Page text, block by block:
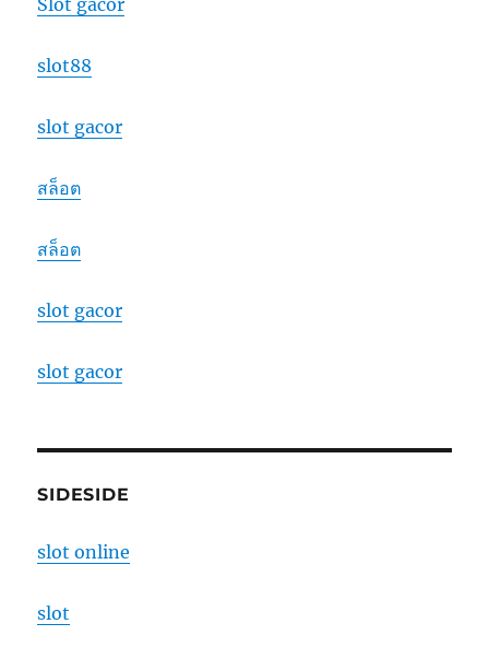
Slot gacor
slot88
slot gacor
สล็อต
สล็อต
slot gacor
slot gacor
SIDESIDE
slot online
slot